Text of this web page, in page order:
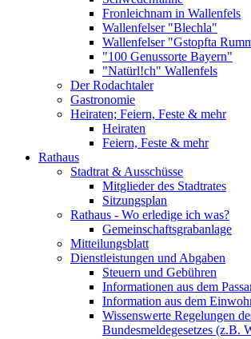
Fronleichnam in Wallenfels
Wallenfelser "Blechla"
Wallenfelser "Gstopfta
"100 Genussorte Bayern"
"Natürl!ch" Wallenfels
Der Rodachtaler
Gastronomie
Heiraten; Feiern, Feste & mehr
Heiraten
Feiern, Feste & mehr
Rathaus
Stadtrat & Ausschüsse
Mitglieder des Stadtrates
Sitzungsplan
Rathaus - Wo erledige ich was?
Gemeinschaftsgrabanlage
Mitteilungsblatt
Dienstleistungen und Abgaben
Steuern und Gebühren
Informationen aus dem
Information aus dem
Wissenswerte Regelungen
Bundesmeldegesetzes (z.B.